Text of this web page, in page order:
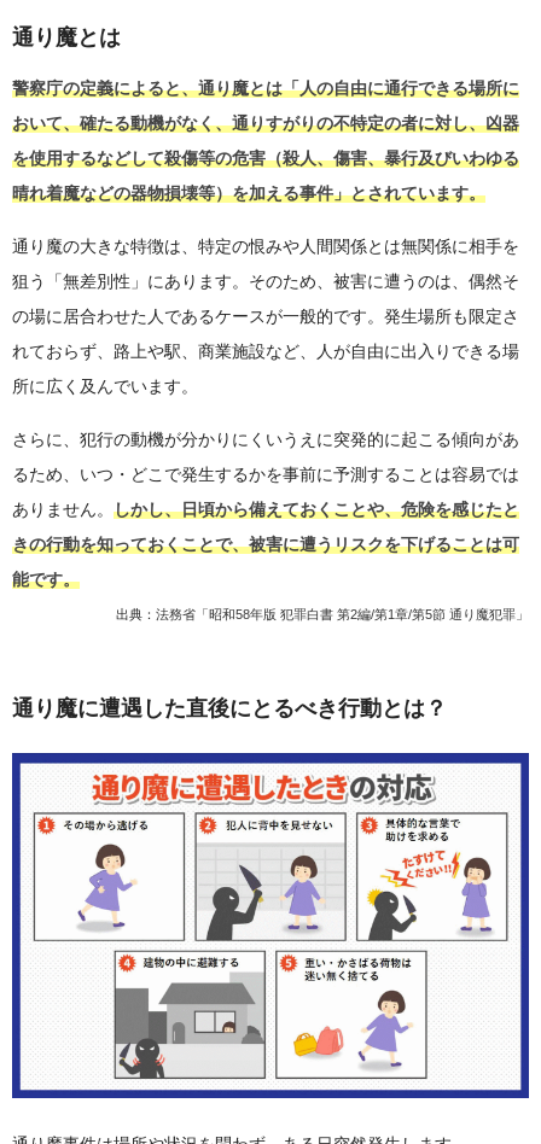
通り魔とは
警察庁の定義によると、通り魔とは「人の自由に通行できる場所に
おいて、確たる動機がなく、通りすがりの不特定の者に対し、凶器
を使用するなどして殺傷等の危害（殺人、傷害、暴行及びいわゆる
晴れ着魔などの器物損壊等）を加える事件」とされています。
通り魔の大きな特徴は、特定の恨みや人間関係とは無関係に相手を
狙う「無差別性」にあります。そのため、被害に遭うのは、偶然そ
の場に居合わせた人であるケースが一般的です。発生場所も限定さ
れておらず、路上や駅、商業施設など、人が自由に出入りできる場
所に広く及んでいます。
さらに、犯行の動機が分かりにくいうえに突発的に起こる傾向があ
るため、いつ・どこで発生するかを事前に予測することは容易では
ありません。 しかし、日頃から備えておくことや、危険を感じたと
きの行動を知っておくことで、被害に遭うリスクを下げることは可
能です。
出典： 法務省「昭和58年版 犯罪白書 第2編/第1章/第5節 通り魔犯罪」
通り魔に遭遇した直後にとるべき行動とは？